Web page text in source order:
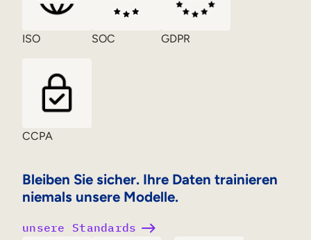
Bleiben Sie sicher. Ihre Daten trainieren
niemals unsere Modelle.
ISO SOC GDPR
CCPA
unsere Standards